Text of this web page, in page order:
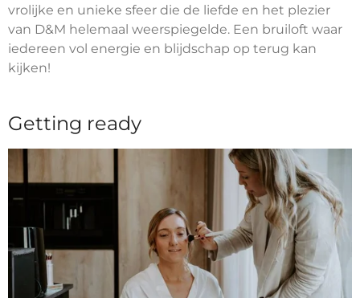
vrolijke en unieke sfeer die de liefde en het plezier
van D&M helemaal weerspiegelde. Een bruiloft waar
iedereen vol energie en blijdschap op terug kan
kijken!
Getting ready